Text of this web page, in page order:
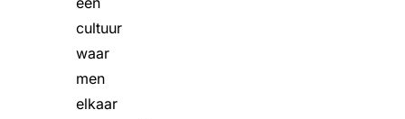
cultuur
waar
men
elkaar